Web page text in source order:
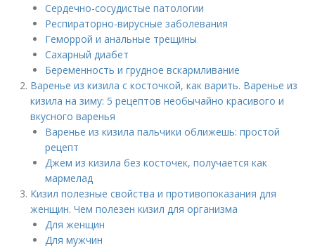
Сердечно-сосудистые патологии
Респираторно-вирусные заболевания
Геморрой и анальные трещины
Сахарный диабет
Беременность и грудное вскармливание
Варенье из кизила с косточкой, как варить. Варенье из
кизила на зиму: 5 рецептов необычайно красивого и
вкусного варенья
Варенье из кизила пальчики оближешь: простой
рецепт
Джем из кизила без косточек, получается как
мармелад
Кизил полезные свойства и противопоказания для
женщин. Чем полезен кизил для организма
Для женщин
Для мужчин